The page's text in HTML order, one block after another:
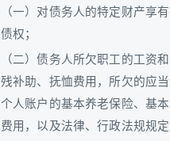
（一）对债务人的特定财产享
债权；
（二）债务人所欠职工的工资
残补助、抚恤费用，所欠的应
个人账户的基本养老保险、基
费用，以及法律、行政法规规